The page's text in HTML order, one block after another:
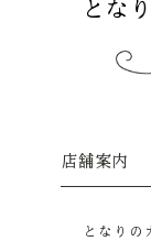
とな
店舗案内
となりの